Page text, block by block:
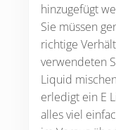
hinzugefügt
Sie müssen
richtige
verwendeten
Liquid
erledigt ein E
alles viel